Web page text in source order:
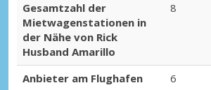
Gesamtzahl der
Mietwagenstationen in
der Nähe von Rick
Husband Amarillo
8
Anbieter am Flughafen 6